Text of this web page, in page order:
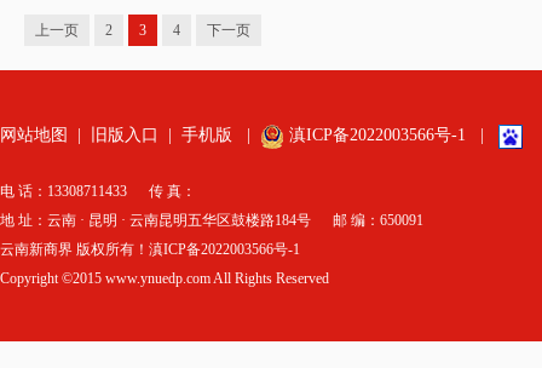
上一页 2 3 4 下一页
网站地图 旧版入口 手机版 滇ICP备2022003566号-1
电 话：13308711433 传 真：
地 址：云南 · 昆明 · 云南昆明五华区鼓楼路184号 邮 编：650091
云南新商界 版权所有！滇ICP备2022003566号-1
Copyright ©2015 www.ynuedp.com All Rights Reserved